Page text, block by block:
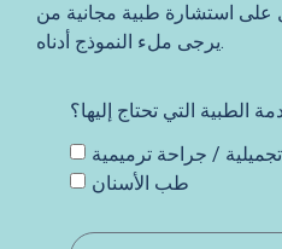
يرجى ملء النموذج أدناه.
الطبية التي تحتاج إليها؟
/ جراحة ترميمية
طب الأسنان